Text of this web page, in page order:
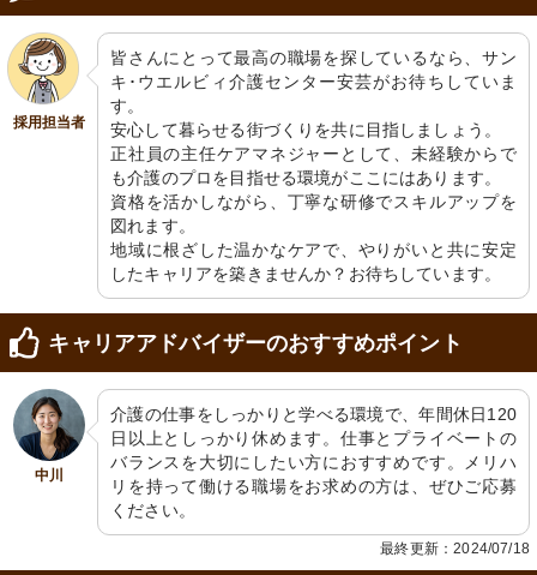
採用担当者
皆さんにとって最高の職場を探しているなら、サン
キ･ウエルビィ介護センター安芸がお待ちしていま
す。
安心して暮らせる街づくりを共に目指しましょう。
正社員の主任ケアマネジャーとして、未経験からで
も介護のプロを目指せる環境がここにはあります。
資格を活かしながら、丁寧な研修でスキルアップを
図れます。
地域に根ざした温かなケアで、やりがいと共に安定
したキャリアを築きませんか？お待ちしています。
キャリアアドバイザーのおすすめポイント
中川
介護の仕事をしっかりと学べる環境で、年間休日120
日以上としっかり休めます。仕事とプライベートの
バランスを大切にしたい方におすすめです。メリハ
リを持って働ける職場をお求めの方は、ぜひご応募
ください。
最終更新：2024/07/18